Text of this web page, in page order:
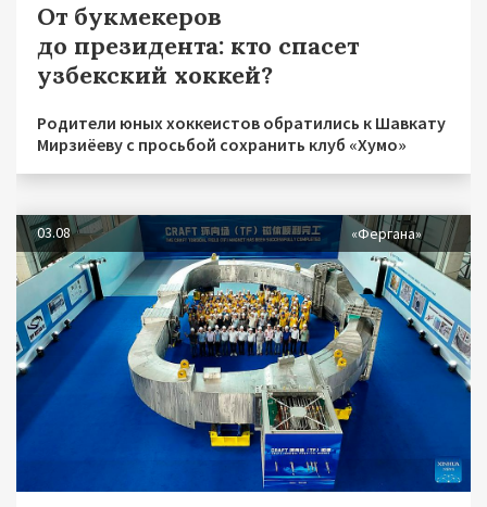
От букмекеров
до президента: кто спасет
узбекский хоккей?
Родители юных хоккеистов обратились к Шавкату
Мирзиёеву с просьбой сохранить клуб «Хумо»
03.08 «Фергана»